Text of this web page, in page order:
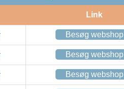
Link
Besøg webshop
Besøg webshop
Besøg webshop